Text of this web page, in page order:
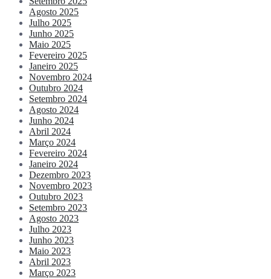
Agosto 2025
Julho 2025
Junho 2025
Maio 2025
Fevereiro 2025
Janeiro 2025
Novembro 2024
Outubro 2024
Setembro 2024
Agosto 2024
Junho 2024
Abril 2024
Março 2024
Fevereiro 2024
Janeiro 2024
Dezembro 2023
Novembro 2023
Outubro 2023
Setembro 2023
Agosto 2023
Julho 2023
Junho 2023
Maio 2023
Abril 2023
Março 2023